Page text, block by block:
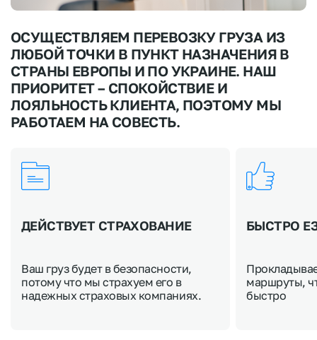
ОСУЩЕСТВЛЯЕМ ПЕРЕВОЗКУ ГРУЗА ИЗ
ЛЮБОЙ ТОЧКИ В ПУНКТ НАЗНАЧЕНИЯ В
СТРАНЫ ЕВРОПЫ И ПО УКРАИНЕ. НАШ
ПРИОРИТЕТ – СПОКОЙСТВИЕ И
ЛОЯЛЬНОСТЬ КЛИЕНТА, ПОЭТОМУ МЫ
РАБОТАЕМ НА СОВЕСТЬ.
ДЕЙСТВУЕТ СТРАХОВАНИЕ
Ваш груз будет в безопасности,
потому что мы страхуем его в
надежных страховых компаниях.
БЫСТРО
маршруты,
быстро